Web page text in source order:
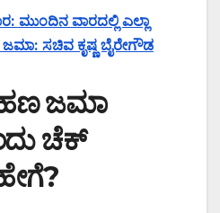
ಮುಂದಿನ ವಾರದಲ್ಲಿ ಎಲ್ಲಾ
ಸಚಿವ ಕೃಷ್ಣ ಬೈರೇಗೌಡ
ಜಮಾ
ಚೆಕ್